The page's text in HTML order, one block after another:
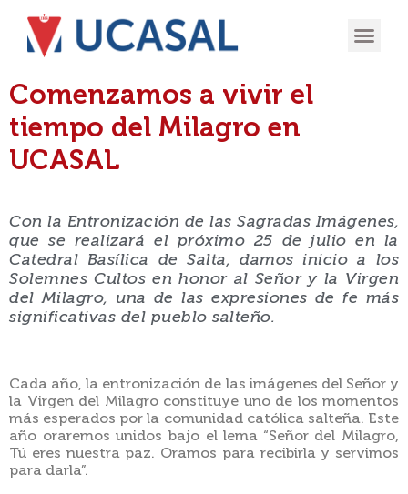
Comenzamos a vivir el
tiempo del Milagro en
UCASAL
Con la Entronización de las Sagradas Imágenes,
que se realizará el próximo 25 de julio en la
Catedral Basílica de Salta, damos inicio a los
Solemnes Cultos en honor al Señor y la Virgen
del Milagro, una de las expresiones de fe más
significativas del pueblo salteño.
Cada año, la entronización de las imágenes del Señor y
la Virgen del Milagro constituye uno de los momentos
más esperados por la comunidad católica salteña. Este
año oraremos unidos bajo el lema “Señor del Milagro,
Tú eres nuestra paz. Oramos para recibirla y servimos
para darla”.